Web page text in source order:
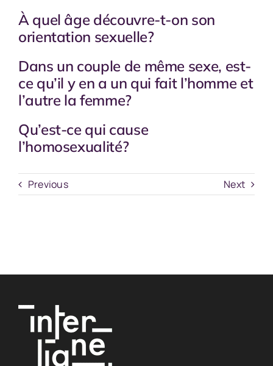
À quel âge découvre-t-on son
orientation sexuelle?
Dans un couple de même sexe, est-
ce qu’il y en a un qui fait l’homme et
l’autre la femme?
Qu’est-ce qui cause
l’homosexualité?
Previous Next